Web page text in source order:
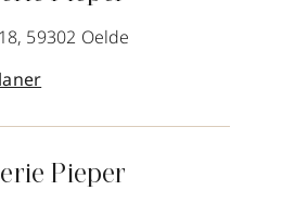
59302 Oelde
Pieper